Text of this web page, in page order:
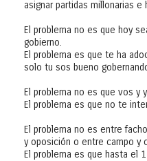
asignar partidas millonarias e
El problema no es que hoy
gobierno.
El problema es que te ha
solo tu sos bueno
El problema no es que vos y
El problema es que no te
El problema no es entre
y oposición o entre campo y
El problema es que hasta el